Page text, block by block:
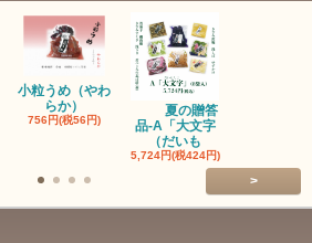
小粒うめ（やわ
らか）
756円(税56円)
夏の贈答
品-A「大文字
（だいも
5,724円(税424円)
>